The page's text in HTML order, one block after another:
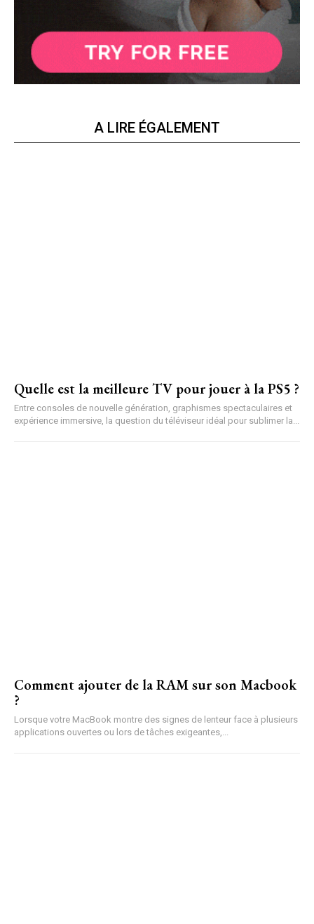
A LIRE ÉGALEMENT
Quelle est la meilleure TV pour jouer à la PS5 ?
Entre consoles de nouvelle génération, graphismes spectaculaires et
expérience immersive, la question du téléviseur idéal pour sublimer la...
Comment ajouter de la RAM sur son Macbook
?
Lorsque votre MacBook montre des signes de lenteur face à plusieurs
applications ouvertes ou lors de tâches exigeantes,...